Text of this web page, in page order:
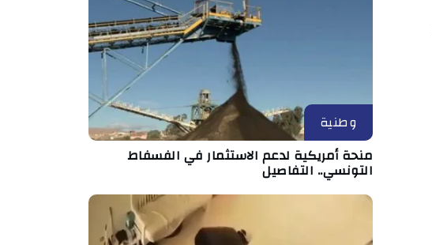
وطنية
منحة أمريكية لدعم الاستثمار في الفسفاط
التونسي.. التفاصيل